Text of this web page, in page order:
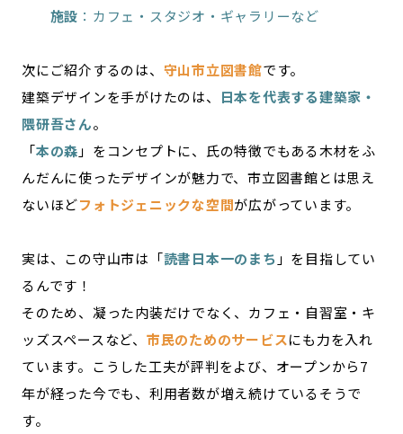
施設 ：カフェ・スタジオ・ギャラリーなど
次にご紹介するのは、 守山市立図書館です。
建築デザインを手がけたのは、
日本を代表する建築家・
隈研吾さん。
「本の森 」をコンセプトに、氏の特徴でもある木材をふ
んだんに使ったデザインが魅力で、市立図書館とは思え
ないほどフォトジェニックな空間が広がっています。
実は、この守山市は「読書日本一のまち 」を目指してい
るんです！
そのため、凝った内装だけでなく、カフェ・自習室・キ
ッズスペースなど、 市民のためのサービスにも力を入れ
ています。こうした工夫が評判をよび、オープンから7
年が経った今でも、利用者数が増え続けているそうで
す。